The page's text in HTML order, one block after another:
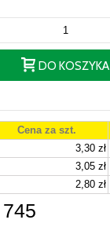
DO KOSZYKA
Cena za szt.
3,30 zł
3,05 zł
2,80 zł